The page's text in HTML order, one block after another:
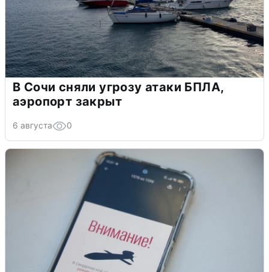
В Сочи сняли угрозу атаки БПЛА,
аэропорт закрыт
6 августа 0